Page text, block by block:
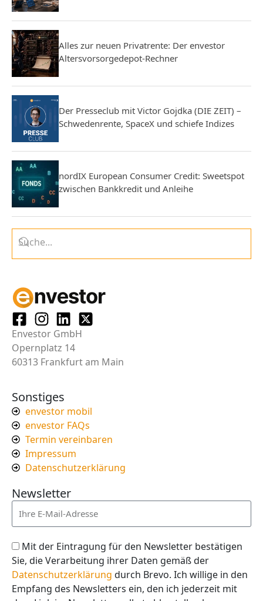
Alles zur neuen Privatrente: Der envestor
Altersvorsorgedepot-Rechner
Der Presseclub mit Victor Gojdka (DIE ZEIT) –
Schwedenrente, SpaceX und schiefe Indizes
nordIX European Consumer Credit: Sweetspot
zwischen Bankkredit und Anleihe
Envestor GmbH
Opernplatz 14
60313 Frankfurt am Main
Sonstiges
envestor mobil
envestor FAQs
Termin vereinbaren
Impressum
Datenschutzerklärung
Newsletter
Mit der Eintragung für den Newsletter bestätigen
Sie, die Verarbeitung ihrer Daten gemäß der
Datenschutzerklärung durch Brevo. Ich willige in den
Empfang des Newsletters ein, den ich jederzeit mit